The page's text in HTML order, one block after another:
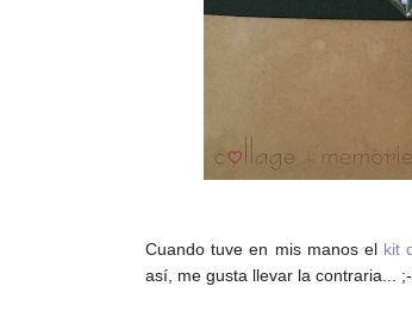
Cuando tuve en mis manos el kit
así, me gusta llevar la contraria...